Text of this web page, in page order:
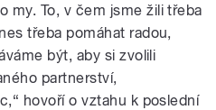
my. To, v čem jsme žili třeba
třeba pomáhat radou,
být, aby si zvolili
partnerství,
hovoří o vztahu k poslední